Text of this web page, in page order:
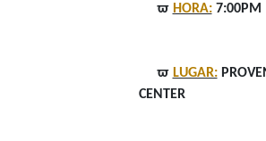
ϖ HORA:7:00PM
ϖ LUGAR:
CENTER